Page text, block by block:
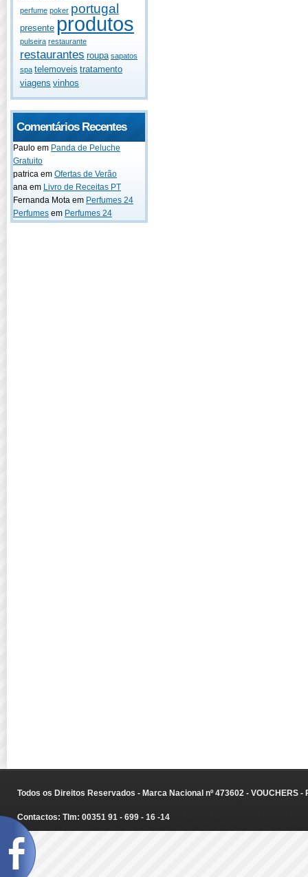
perfume poker portugal
presente produtos
pulseira restaurante
restaurantes roupa sapatos
spa telemoveis tratamento
viagens vinhos
Comentários Recentes
Paulo em Panda de Peluche
Gratuito
patrica em Ofertas de Verão
ana em Livro de Receitas PT
Fernanda Mota em Perfumes 24
Perfumes em Perfumes 24
Todos os Direitos Reservados - Marca Nacional nº 473602 - VOUCHERS
Contactos: Tlm: 00351 91 - 699 - 16 -14